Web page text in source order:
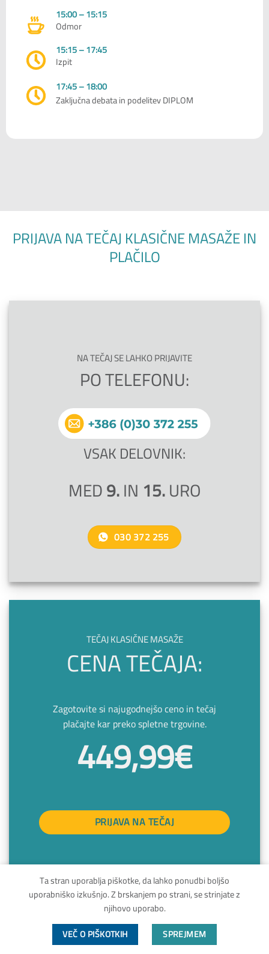
15:00 – 15:15
Odmor
15:15 – 17:45
Izpit
17:45 – 18:00
Zaključna debata in podelitev DIPLOM
PRIJAVA NA TEČAJ KLASIČNE MASAŽE IN
PLAČILO
NA TEČAJ SE LAHKO PRIJAVITE
PO TELEFONU:
VSAK DELOVNIK:
MED9.IN 15.URO
030 372 255
TEČAJ KLASIČNE MASAŽE
CENA TEČAJA:
Zagotovite si najugodnejšo ceno in tečaj
plačajte kar preko spletne trgovine.
449,99€
PRIJAVA NA TEČAJ
Pri prijavi na tečaj klasične masaže
lahko izbirate med različnimi
Ta stran uporablja piškotke, da lahko ponudbi boljšo
uporabniško izkušnjo. Z brskanjem po strani, se strinjate z
njihovo uporabo.
VEČ O PIŠKOTKIH SPREJMEM